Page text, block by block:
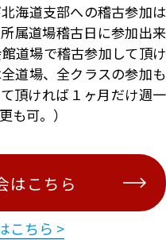
海道支部への稽古参加は
属道場稽古日に参加出来
道場で稽古参加して頂け
道場、全クラスの参加も
頂ければ１ヶ月だけ週一
も可。）
はこちら
こちら >